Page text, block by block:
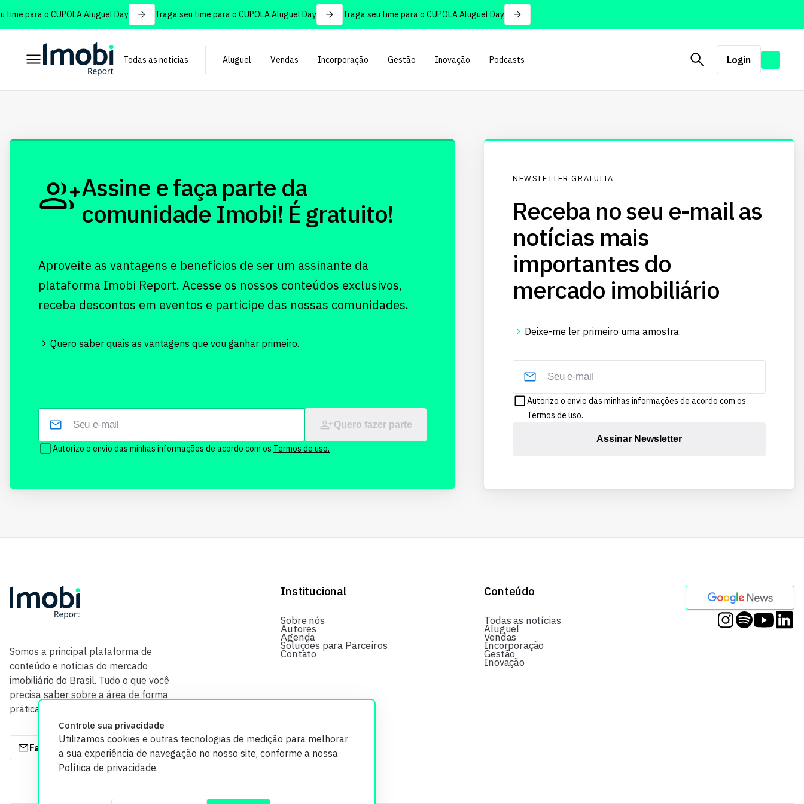
para o CUPOLA Aluguel Day Traga seu time para o CUPOLA Aluguel Day Traga seu time para o CUPOLA Aluguel Day
Todas as notícias Aluguel Vendas Incorporação Gestão Inovação Podcasts Login
Controle sua privacidade
Utilizamos cookies e outras tecnologias de medição para melhorar
a sua experiência de navegação no nosso site, conforme a nossa
Política de privacidade.
Assine e faça parte da
comunidade Imobi! É gratuito!
Aproveite as vantagens e benefícios de ser um assinante da
plataforma Imobi Report. Acesse os nossos conteúdos exclusivos,
receba descontos em eventos e participe das nossas comunidades.
Quero saber quais as vantagens que vou ganhar primeiro.
Quero fazer parte
Autorizo o envio das minhas informações de acordo com os Termos de uso.
NEWSLETTER GRATUITA
Receba no seu e-mail as
notícias mais
importantes do
mercado imobiliário
Deixe-me ler primeiro umaamostra.
Autorizo o envio das minhas informações de acordo com os
Termos de uso.
Assinar Newsletter
Somos a principal plataforma de
conteúdo e notícias do mercado
imobiliário do Brasil. Tudo o que você
precisa saber sobre a área de forma
prática e com credibilidade.
Fale com a gente
Institucional
Sobre nós
Autores
Agenda
Soluções para Parceiros
Contato
Conteúdo
Todas as notícias
Aluguel
Vendas
Incorporação
Gestão
Inovação